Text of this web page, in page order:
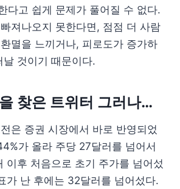
다고 쉽게 문제가 풀어질 수 없다.
져나오지 못한다면, 점점 더 사람
멸을 느끼거나, 피로도가 증가하
날 것이기 때문이다.
찾은 트위터 그러나…
은 증권 시장에서 바로 반영되었
가 올라 주당 27달러를 넘어서
이후 처음으로 초기 주가를 넘어섰
가 난 후에는 32달러를 넘어섰다.